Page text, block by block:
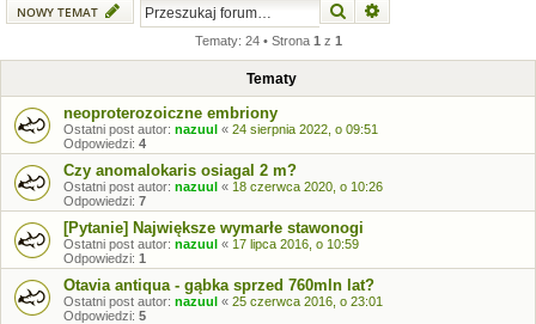
NOWY TEMAT Szukaj
Tematy: 24 • Strona 1 z 1
Tematy
neoproterozoiczne embriony
Ostatni post autor: nazuul « 24 sierpnia 2022, o 09:51
Odpowiedzi: 4
Czy anomalokaris osiagal 2 m?
Ostatni post autor: nazuul « 18 czerwca 2020, o 10:26
Odpowiedzi: 7
[Pytanie] Największe wymarłe stawonogi
Ostatni post autor: nazuul « 17 lipca 2016, o 10:59
Odpowiedzi: 1
Otavia antiqua - gąbka sprzed 760mln lat?
Ostatni post autor: nazuul « 25 czerwca 2016, o 23:01
Odpowiedzi: 5